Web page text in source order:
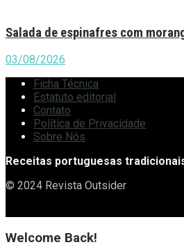
Salada de espinafres com
03/08/2026
Ficha Técnica
Estatuto editorial
Contato
Política de Privacidade
Sobre Nós
Receitas portuguesas
© 2024 Revista Outsider
Welcome Back!